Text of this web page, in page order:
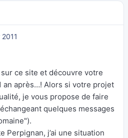
sur ce site et découvre votre
an après…! Alors si votre projet
je vous propose de faire
quelques messages
Perpignan, j’ai une situation